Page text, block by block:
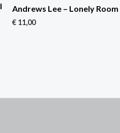
Andrews Lee – Lonely
€ 11,00